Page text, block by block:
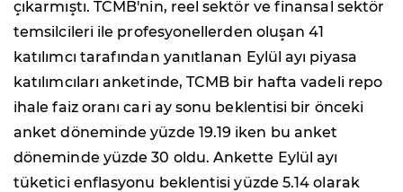
çıkarmıştı. TCMB'nin, reel sektör ve finansal sektör
temsilcileri ile profesyonellerden oluşan 41
katılımcı tarafından yanıtlanan Eylül ayı piyasa
katılımcıları anketinde, TCMB bir hafta vadeli repo
ihale faiz oranı cari ay sonu beklentisi bir önceki
anket döneminde yüzde 19.19 iken bu anket
döneminde yüzde 30 oldu. Ankette Eylül ayı
tüketici enflasyonu beklentisi yüzde 5.14 olarak